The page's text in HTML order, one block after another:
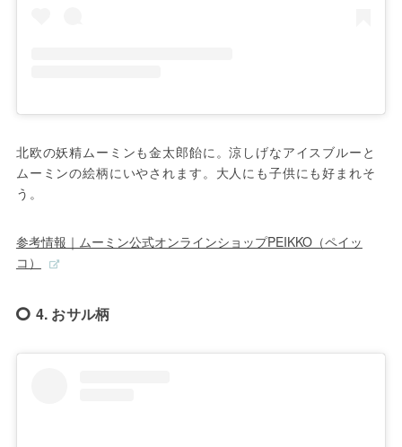
北欧の妖精ムーミンも金太郎飴に。涼しげなアイスブルーと
ムーミンの絵柄にいやされます。大人にも子供にも好まれそ
う。
参考情報｜ムーミン公式オンラインショップPEIKKO（ペイッ
コ）
4. おサル柄